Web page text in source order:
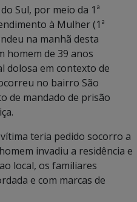
Sul, por meio da 1ª
à Mulher (1ª
na manhã desta
homem de 39 anos
dolosa em contexto de
no bairro São
de mandado de prisão
teria pedido socorro a
invadiu a residência e
local, os familiares
e com marcas de